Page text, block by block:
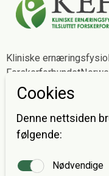
Kliniske
Forskerforbundet
Dietitians affiliated
Researchers
Avdeling for